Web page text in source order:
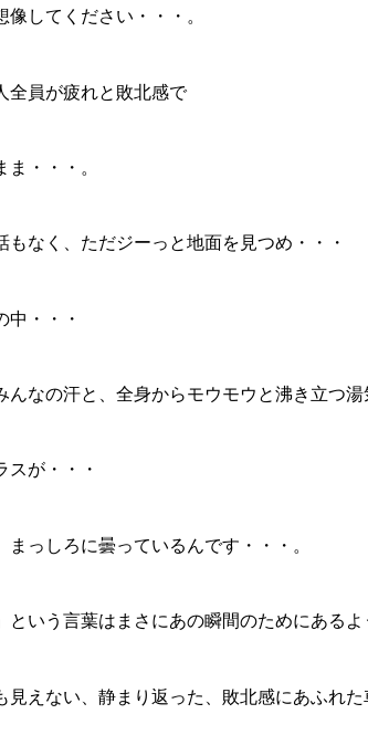
像してください・・・。
全員が疲れと敗北感で
ま・・・。
もなく、ただジーっと地面を見つめ・・・
中・・・
んなの汗と、全身からモウモウと沸き立つ湯
スが・・・
まっしろに曇っているんです・・・。
という言葉はまさにあの瞬間のためにあるよ
見えない、静まり返った、敗北感にあふれた